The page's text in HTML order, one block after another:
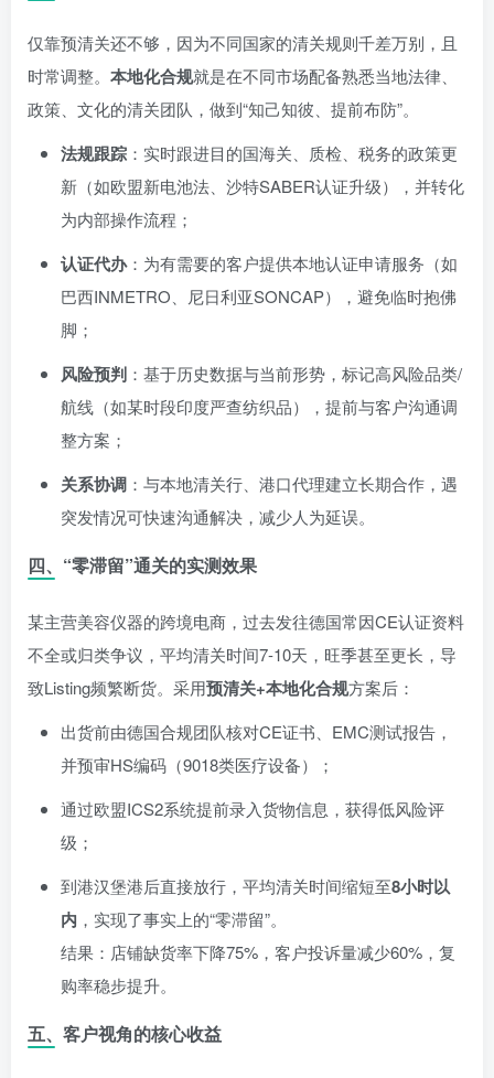
仅靠预清关还不够，因为不同国家的清关规则千差万别，且
时常调整。 本地化合规就是在不同市场配备熟悉当地法律、
政策、文化的清关团队，做到“知己知彼、提前布防”。
法规跟踪 ：实时跟进目的国海关、质检、税务的政策更
新（如欧盟新电池法、沙特SABER认证升级），并转化
为内部操作流程；
认证代办：为有需要的客户提供本地认证申请服务（如
巴西INMETRO、尼日利亚SONCAP），避免临时抱佛
脚；
风险预判 ：基于历史数据与当前形势，标记高风险品类/
航线（如某时段印度严查纺织品），提前与客户沟通调
整方案；
关系协调 ：与本地清关行、港口代理建立长期合作，遇
突发情况可快速沟通解决，减少人为延误。
四、“零滞留”通关的实测效果
某主营美容仪器的跨境电商，过去发往德国常因CE认证资料
不全或归类争议，平均清关时间7-10天，旺季甚至更长，导
致Listing频繁断货。采用预清关+本地化合规方案后：
出货前由德国合规团队核对CE证书、EMC测试报告，
并预审HS编码（9018类医疗设备）；
通过欧盟ICS2系统提前录入货物信息，获得低风险评
级；
到港汉堡港后直接放行，平均清关时间缩短至8小时以
内 ，实现了事实上的“零滞留”。
结果：店铺缺货率下降75%，客户投诉量减少60%，复
购率稳步提升。
五、客户视角的核心收益